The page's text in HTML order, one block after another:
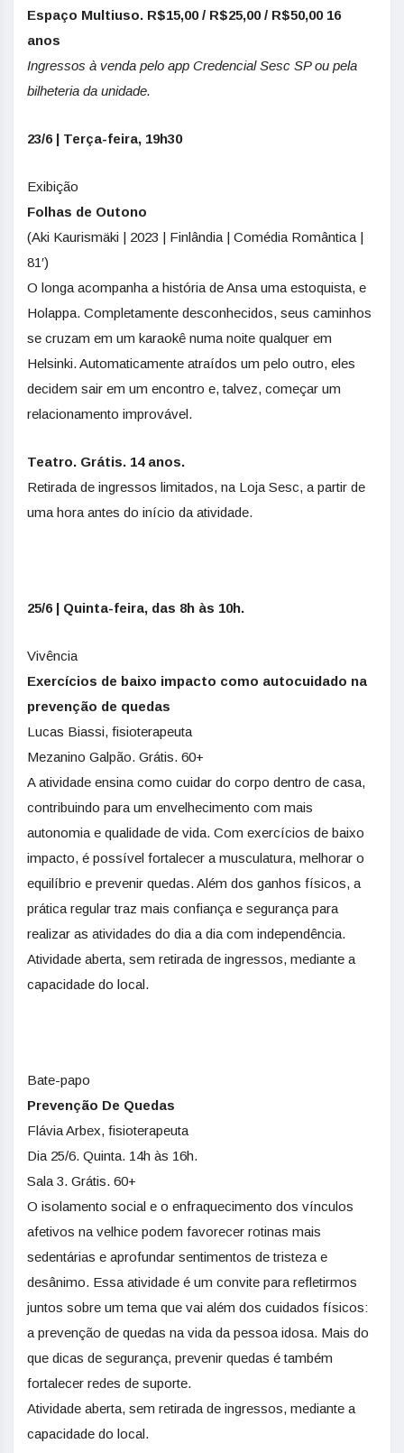
Espaço Multiuso. R$15,00 / R$25,00 / R$50,00 16
anos
Ingressos à venda pelo app Credencial Sesc SP ou pela
bilheteria da unidade.
23/6 | Terça-feira, 19h30
Exibição
Folhas de Outono
(Aki Kaurismäki | 2023 | Finlândia | Comédia Romântica |
81′)
O longa acompanha a história de Ansa uma estoquista, e
Holappa. Completamente desconhecidos, seus caminhos
se cruzam em um karaokê numa noite qualquer em
Helsinki. Automaticamente atraídos um pelo outro, eles
decidem sair em um encontro e, talvez, começar um
relacionamento improvável.
Teatro. Grátis. 14 anos.
Retirada de ingressos limitados, na Loja Sesc, a partir de
uma hora antes do início da atividade.
25/6 | Quinta-feira, das 8h às 10h.
Vivência
Exercícios de baixo impacto como autocuidado na
prevenção de quedas
Lucas Biassi, fisioterapeuta
Mezanino Galpão. Grátis. 60+
A atividade ensina como cuidar do corpo dentro de casa,
contribuindo para um envelhecimento com mais
autonomia e qualidade de vida. Com exercícios de baixo
impacto, é possível fortalecer a musculatura, melhorar o
equilíbrio e prevenir quedas. Além dos ganhos físicos, a
prática regular traz mais confiança e segurança para
realizar as atividades do dia a dia com independência.
Atividade aberta, sem retirada de ingressos, mediante a
capacidade do local.
Bate-papo
Prevenção De Quedas
Flávia Arbex, fisioterapeuta
Dia 25/6. Quinta. 14h às 16h.
Sala 3. Grátis. 60+
O isolamento social e o enfraquecimento dos vínculos
afetivos na velhice podem favorecer rotinas mais
sedentárias e aprofundar sentimentos de tristeza e
desânimo. Essa atividade é um convite para refletirmos
juntos sobre um tema que vai além dos cuidados físicos:
a prevenção de quedas na vida da pessoa idosa. Mais do
que dicas de segurança, prevenir quedas é também
fortalecer redes de suporte.
Atividade aberta, sem retirada de ingressos, mediante a
capacidade do local.